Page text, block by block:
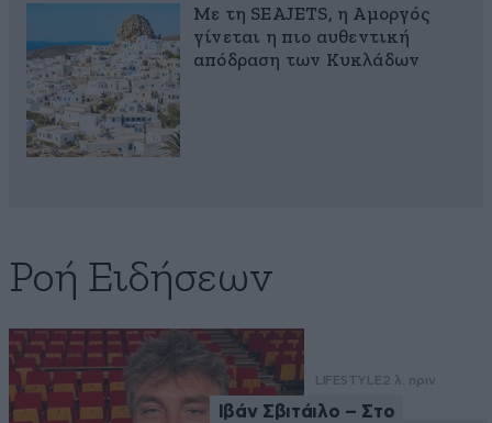
Με τη SEAJETS, η Αμοργός
γίνεται η πιο αυθεντική
απόδραση των Κυκλάδων
Ροή Ειδήσεων
LIFESTYLE2 λ. πριν
Ιβάν Σβιτάιλο – Στο